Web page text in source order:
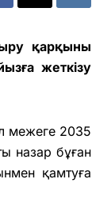
қарқыны
жеткізу
межеге 2035
назар бұған
қамтуға